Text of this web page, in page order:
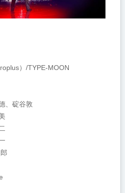
）/TYPE-MOON
、碇谷敦